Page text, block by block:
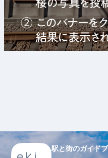
駅と街のガイド